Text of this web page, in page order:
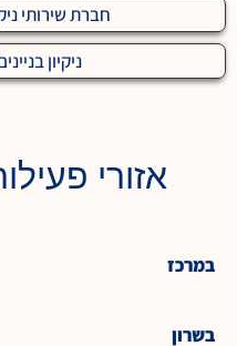
חברת שירותי
ניקיון
אזורי
במרכז
בשרון